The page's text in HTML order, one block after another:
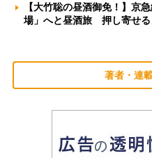
【大竹聡の昼酒御免！】京
場」へと昼酒旅 押し寄せ
著者・連